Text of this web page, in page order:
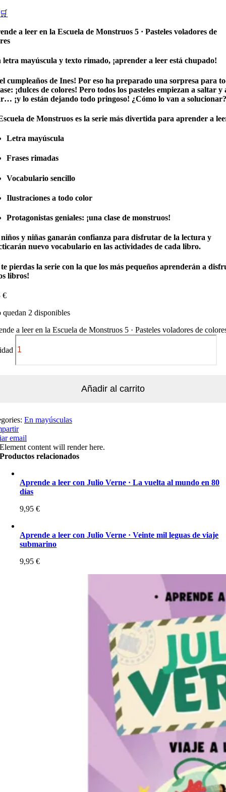
🛒
a leer en la Escuela de Monstruos 5 · Pasteles voladores de
letra mayúscula y texto rimado, ¡aprender a leer está chupado!
cumpleaños de Ines! Por eso ha preparado una sorpresa para
¡dulces de colores! Pero todos los pasteles empiezan a saltar y
¡y lo están dejando todo pringoso! ¿Cómo lo van a solucionar?
de Monstruos es la serie más divertida para aprender a
Letra mayúscula
Frases rimadas
Vocabulario sencillo
Ilustraciones a todo color
Protagonistas geniales: ¡una clase de monstruos!
y niñas ganarán confianza para disfrutar de la lectura y
nuevo vocabulario en las actividades de cada libro.
te pierdas la serie con la que los más pequeños aprenderán a
libros!
€
quedan 2 disponibles
a leer en la Escuela de Monstruos 5 · Pasteles voladores de
Añadir al carrito
En mayúsculas
email
Element content will render here.
Productos relacionados
Aprende a leer con Julio Verne · La vuelta al mundo en 80
días
9,95€
Aprende a leer con Julio Verne · Veinte mil leguas de viaje
submarino
9,95€